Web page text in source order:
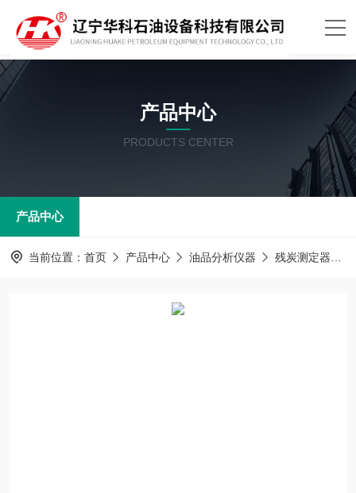
产品中心
PRODUCTS CENTER
产品中心
当前位置： 首页 产品中心 油品分析仪器 残炭测定器